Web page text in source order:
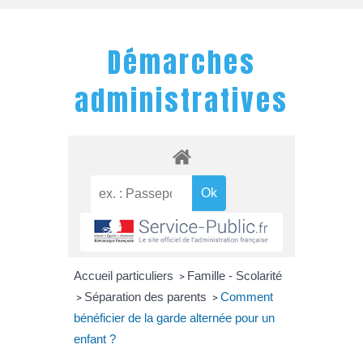
Démarches
administratives
Accueil particuliers > Famille - Scolarité
> Séparation des parents > Comment
bénéficier de la garde alternée pour un
enfant ?